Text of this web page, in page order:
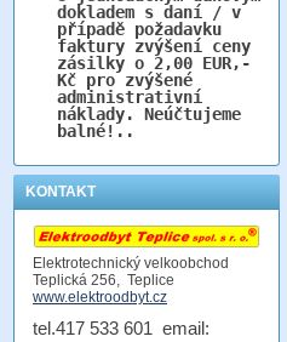
dokladem s daní / v
případě požadavku
faktury zvýšení ceny
zásilky o 2,00 EUR,-
Kč pro zvýšené
administrativní
náklady. Neúčtujeme
balné!..
KONTAKT
Elektrotechnický velkoobchod
Teplická 256, Teplice
www.elektroodbyt.cz
tel.417 533 601 email: